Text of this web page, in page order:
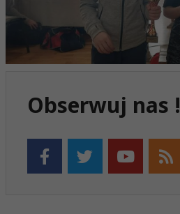
Obserwuj nas !